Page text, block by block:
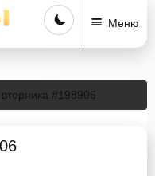
Меню
#198906